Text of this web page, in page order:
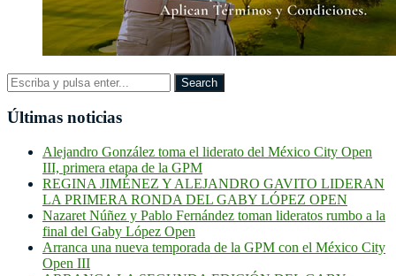
Últimas noticias
Alejandro González toma el liderato del México City Open
III, primera etapa de la GPM
REGINA JIMÉNEZ Y ALEJANDRO GAVITO LIDERAN
LA PRIMERA RONDA DEL GABY LÓPEZ OPEN
Nazaret Núñez y Pablo Fernández toman lideratos rumbo a la
final del Gaby López Open
Arranca una nueva temporada de la GPM con el México City
Open III